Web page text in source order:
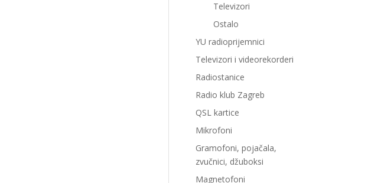
Televizori
Ostalo
YU radioprijemnici
Televizori i videorekorderi
Radiostanice
Radio klub Zagreb
QSL kartice
Mikrofoni
Gramofoni, pojačala,
zvučnici, džuboksi
Magnetofoni